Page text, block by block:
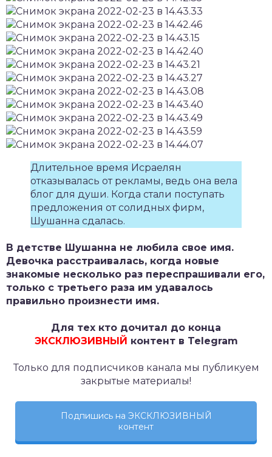
Длительное время Исраелян
отказывалась от рекламы, ведь она вела
блог для души. Когда стали поступать
предложения от солидных фирм,
Шушанна сдалась.
В детстве Шушанна не любила свое имя.
Девочка расстраивалась, когда новые
знакомые несколько раз переспрашивали его,
только с третьего раза им удавалось
правильно произнести имя.
Для тех кто дочитал до конца
ЭКСКЛЮЗИВНЫЙ контент в Telegram
Только для подписчиков канала мы публикуем
закрытые материалы!
Подпишись на ЭКСКЛЮЗИВНЫЙ
контент